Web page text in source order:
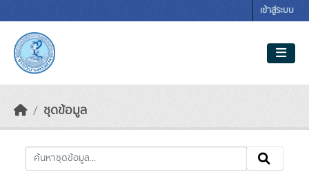
เข้าสู่ระบบ
ชุดข้อมูล